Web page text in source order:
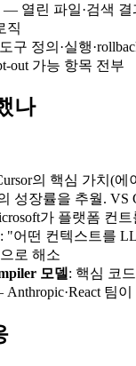
열린 파일·검색 결
직
구 정의·실행
out 가능 항목 전부
나
의 핵심 가치(에
성장률을 추월. VS
가 플랫폼 컨
: "어떤 컨텍스트를
로 해소
모델 : 핵심 코
팀